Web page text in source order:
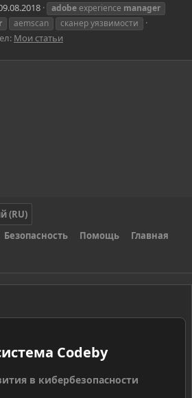
adobeexperience manager
aemscan сканер уязвимости
Мои статьи
(RU)
Безопасность Помощь Главная
Codeby
в кибербезопасности